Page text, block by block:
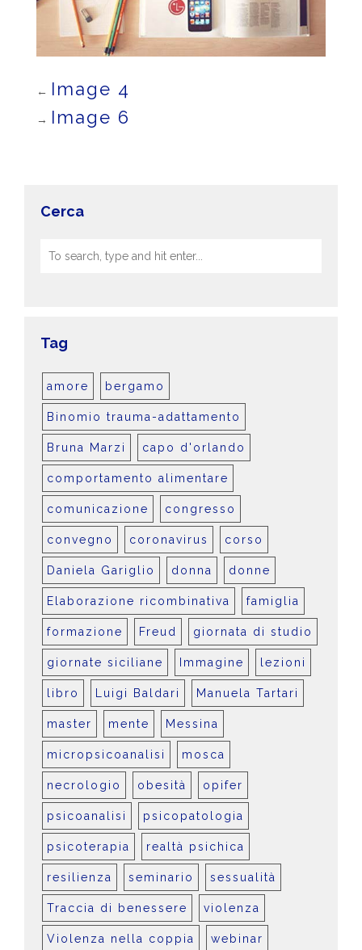
← Image 4
→ Image 6
Cerca
Tag
amore bergamo
Binomio trauma-adattamento
Bruna Marzi capo d'orlando
comportamento alimentare
comunicazione congresso
convegno coronavirus corso
Daniela Gariglio donna donne
Elaborazione ricombinativa famiglia
formazione Freud giornata di studio
giornate siciliane Immagine lezioni
libro Luigi Baldari Manuela Tartari
master mente Messina
micropsicoanalisi mosca
necrologio obesità opifer
psicoanalisi psicopatologia
psicoterapia realtà psichica
resilienza seminario sessualità
Traccia di benessere violenza
Violenza nella coppia webinar